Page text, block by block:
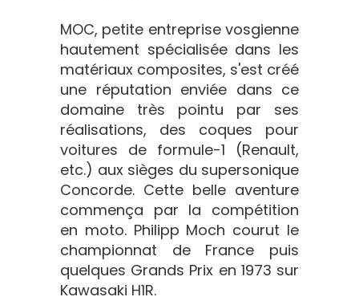
MOC, petite entreprise vosgienne
hautement spécialisée dans les
matériaux composites, s'est créé
une réputation enviée dans ce
domaine très pointu par ses
réalisations, des coques pour
voitures de formule-1 (Renault,
etc.) aux sièges du supersonique
Concorde. Cette belle aventure
commença par la compétition
en moto. Philipp Moch courut le
championnat de France puis
quelques Grands Prix en 1973 sur
Kawasaki H1R.